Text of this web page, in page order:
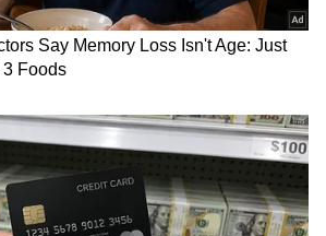
ಸೇಫ್ಟಿ ಪ್ಲಾಟಫಾರ್ಮ್ ಗೆ ಕಳಿಸಿ ತಾನೂ
ರೈಲಿನ ಇಂಜಿನ್ ಬಡಿದು
ಕೆಳಗೆ ಬಿದ್ದು ನದಿಯ ಬಂಡೆಗೆ
ಕೊಪ್ಪಳ ರೈಲ್ವೆ ಪೊಲೀಸರು